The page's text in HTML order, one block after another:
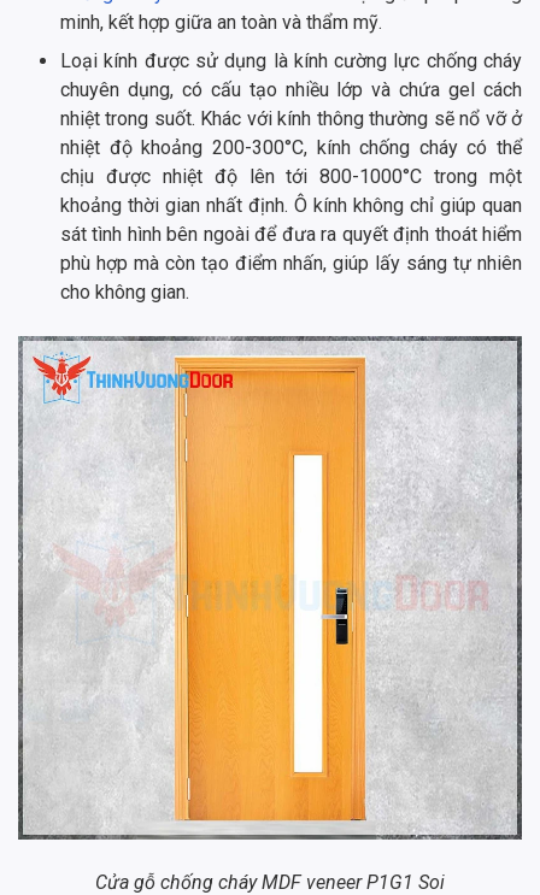
minh, kết hợp giữa an toàn và thẩm mỹ.
Loại kính được sử dụng là kính cường lực chống cháy
chuyên dụng, có cấu tạo nhiều lớp và chứa gel cách
nhiệt trong suốt. Khác với kính thông thường sẽ nổ vỡ ở
nhiệt độ khoảng 200-300°C, kính chống cháy có thể
chịu được nhiệt độ lên tới 800-1000°C trong một
khoảng thời gian nhất định. Ô kính không chỉ giúp quan
sát tình hình bên ngoài để đưa ra quyết định thoát hiểm
phù hợp mà còn tạo điểm nhấn, giúp lấy sáng tự nhiên
cho không gian.
Cửa gỗ chống cháy MDF veneer P1G1 Soi